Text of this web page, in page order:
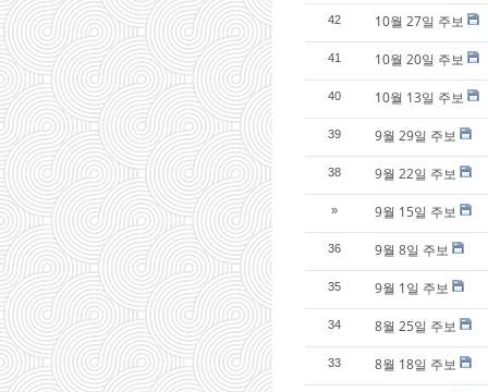
42 10월 27일 주보
41 10월 20일 주보
40 10월 13일 주보
39 9월 29일 주보
38 9월 22일 주보
» 9월 15일 주보
36 9월 8일 주보
35 9월 1일 주보
34 8월 25일 주보
33 8월 18일 주보